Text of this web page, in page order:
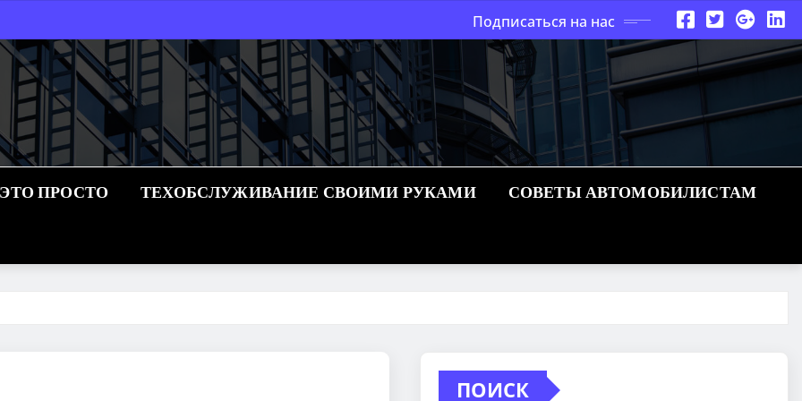
Подписаться на нас
ПРОСТО ТЕХОБСЛУЖИВАНИЕ СВОИМИ РУКАМИ СОВЕТЫ АВТОМОБИЛИСТАМ
ПОИСК